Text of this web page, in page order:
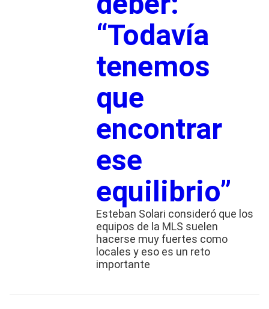
“Todavía
tenemos
que
encontrar
ese
equilibrio”
Esteban Solari consideró que los
equipos de la MLS suelen
hacerse muy fuertes como
locales y eso es un reto
importante